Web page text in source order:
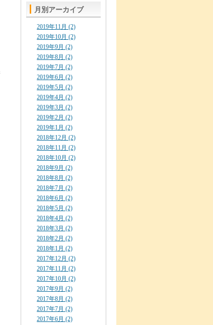
月別アーカイブ
2019年11月 (2)
2019年10月 (2)
2019年9月 (2)
2019年8月 (2)
2019年7月 (2)
2019年6月 (2)
2019年5月 (2)
2019年4月 (2)
2019年3月 (2)
2019年2月 (2)
2019年1月 (2)
2018年12月 (2)
2018年11月 (2)
2018年10月 (2)
2018年9月 (2)
2018年8月 (2)
2018年7月 (2)
2018年6月 (2)
2018年5月 (2)
2018年4月 (2)
2018年3月 (2)
2018年2月 (2)
2018年1月 (2)
2017年12月 (2)
2017年11月 (2)
2017年10月 (2)
2017年9月 (2)
2017年8月 (2)
2017年7月 (2)
2017年6月 (2)